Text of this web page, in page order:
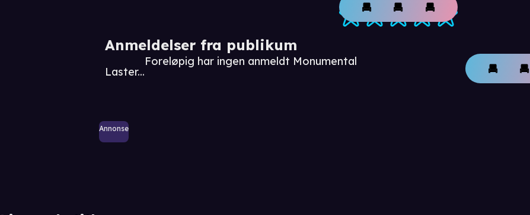
Anmeldelser fra publikum
Laster...
Foreløpig har ingen anmeldt Monumental
Annonse